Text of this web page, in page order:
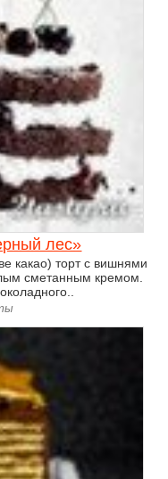
лес»
какао) торт с вишнями
сметанным кремом.